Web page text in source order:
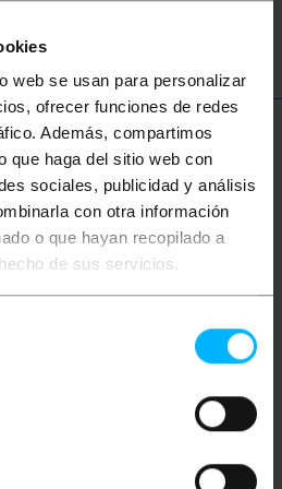
web se usan para personalizar
ofrecer funciones de redes
Además, compartimos
que haga del sitio web con
sociales, publicidad y análisis
con otra información
o que hayan recopilado a
de sus servicios.
TV piatto progettato
non disponibile sul
per paravento, basata
da TOOQ, con
per schermo piatto